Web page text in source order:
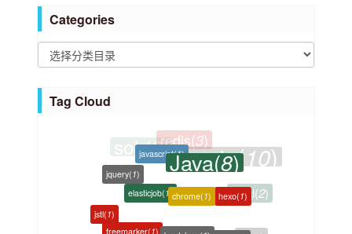
c
h
v
e
s
Categories
a
t
e
Tag Cloud
chrome(1)
elasticjob 1)
freemarker
hexo(1)
Java(8)
javascript(1)
jquery(1)
jstl(1)
plsql(2)